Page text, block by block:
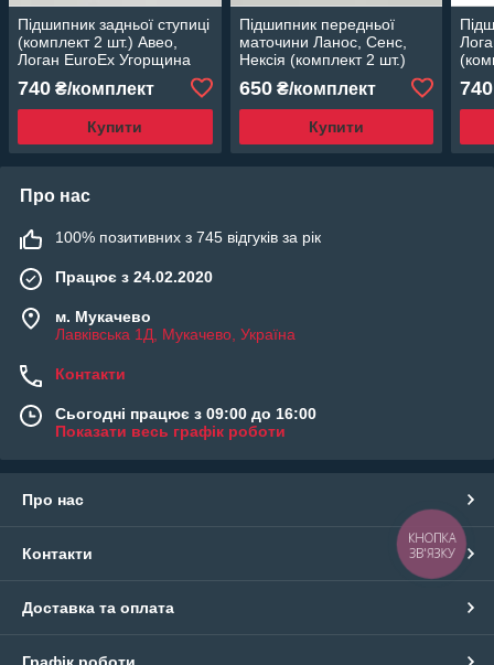
Підшипник задньої ступиці
(комплект 2 шт.) Авео,
Логан EuroEx Угорщина
740 ₴/комплект
Купити
Підшипник передньої
маточини Ланос, Сенс,
Нексія (комплект 2 шт.)
650₴/комплект
Купити
740
Про нас
100% позитивних з 745 відгуків за рік
Працює з 24.02.2020
м. Мукачево
Лавківська 1Д, Мукачево, Україна
Контакти
Сьогодні працює з 09:00 до 16:00
Показати весь графік роботи
Про нас
Контакти
Доставка та оплата
КНОПКА
ЗВ'ЯЗКУ